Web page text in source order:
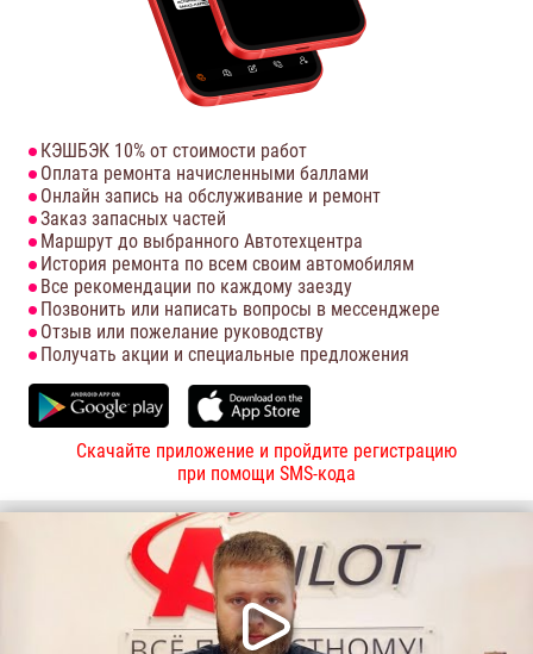
КЭШБЭК 10% от стоимости работ
Оплата ремонта начисленными баллами
Онлайн запись на обслуживание и ремонт
Заказ запасных частей
Маршрут до выбранного Автотехцентра
История ремонта по всем своим автомобилям
Все рекомендации по каждому заезду
Позвонить или написать вопросы в мессенджере
Отзыв или пожелание руководству
Получать акции и специальные предложения
Скачайте приложение и пройдите регистрацию
при помощи SMS-кода